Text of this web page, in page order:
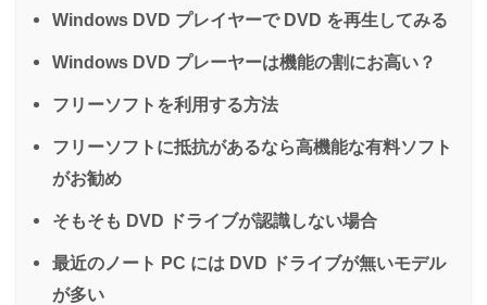
Windows DVD プレイヤーで DVD を再生してみる
Windows DVD プレーヤーは機能の割にお高い？
フリーソフトを利用する方法
フリーソフトに抵抗があるなら高機能な有料ソフト
がお勧め
そもそも DVD ドライブが認識しない場合
最近のノート PC には DVD ドライブが無いモデル
が多い